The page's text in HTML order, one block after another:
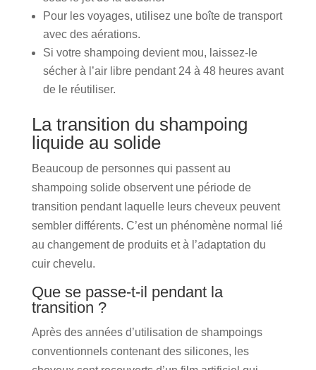
Pour les voyages, utilisez une boîte de transport
avec des aérations.
Si votre shampoing devient mou, laissez-le
sécher à l’air libre pendant 24 à 48 heures avant
de le réutiliser.
La transition du shampoing
liquide au solide
Beaucoup de personnes qui passent au
shampoing solide observent une période de
transition pendant laquelle leurs cheveux peuvent
sembler différents. C’est un phénomène normal lié
au changement de produits et à l’adaptation du
cuir chevelu.
Que se passe-t-il pendant la
transition ?
Après des années d’utilisation de shampoings
conventionnels contenant des silicones, les